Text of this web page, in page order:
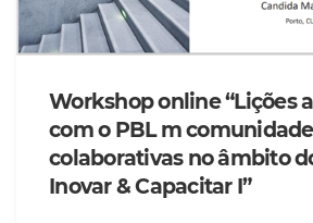
Workshop online “Lições
com o PBL m
colaborativas no âmbito
Inovar & Capacitar I”